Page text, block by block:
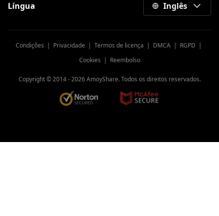
Língua Inglês
Condições | Privacidade | Termos de licença | DMCA | RGPD |
Cookies | Reembolso
Copyright © 2014 -2026AmoyShare. Todos os direitos reservados.